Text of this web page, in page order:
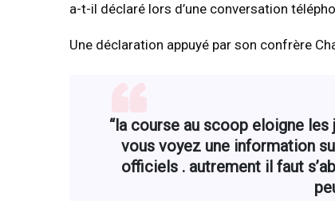
a-t-il déclaré lors d’une conversation
Une déclaration appuyé par son confrère
“la course au scoop eloigne
vous voyez une information
officiels . autrement il faut